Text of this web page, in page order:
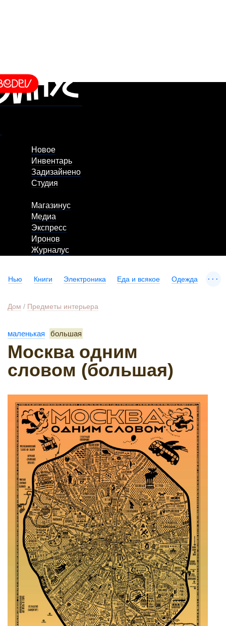
Новое
Инвентарь
Задизайнено
Студия
Магазинус
Медиа
Экспресс
Иронов
Журналус
Нью Книги Электроника Еда и всякое Одежда ...
Дом / Предметы интерьера
маленькая большая
Москва одним
словом (большая)